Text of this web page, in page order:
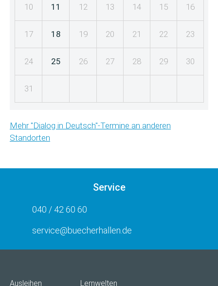
10 11 12 13 14 15 16
17 18 19 20 21 22 23
24 25 26 27 28 29 30
31
Mehr "Dialog in Deutsch"-Termine an anderen
Standorten
Service
040 / 42 60 60
service@buecherhallen.de
Ausleihen Lernwelten